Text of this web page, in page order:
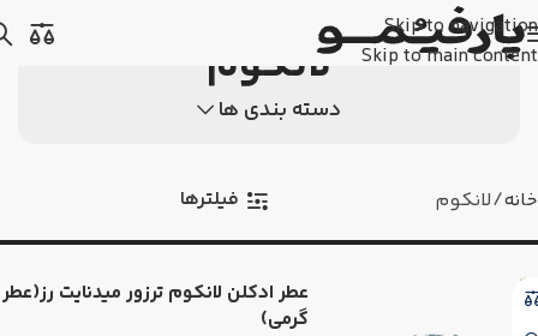
Skip to navigation
Skip to main content
لانکوم
دسته بندی ها
خانه لانکوم فیلترها
عطر ادکلن لانکوم ترزور میدنایت رز(عطر
گرمی)